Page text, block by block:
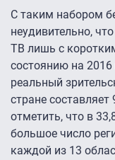
С таким набором
неудивительно,
ТВ лишь с
состоянию на 2016
реальный
стране
отметить, что в
большое число
каждой из 13